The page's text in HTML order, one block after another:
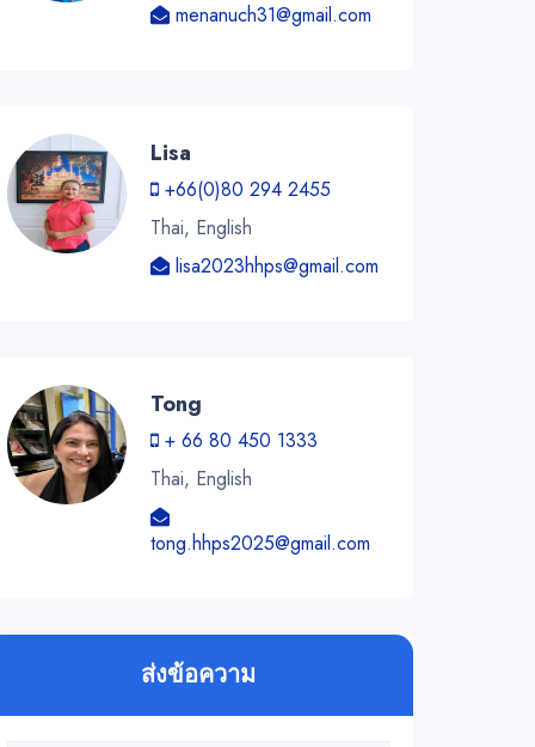
menanuch31@gmail.com
Lisa
+66(0)80 294 2455
Thai, English
lisa2023hhps@gmail.com
Tong
+ 66 80 450 1333
Thai, English
tong.hhps2025@gmail.com
ส่งข้อความ